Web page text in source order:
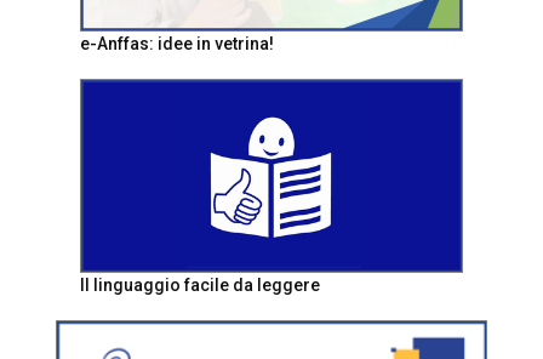
e-Anffas: idee in vetrina!
Il linguaggio facile da leggere